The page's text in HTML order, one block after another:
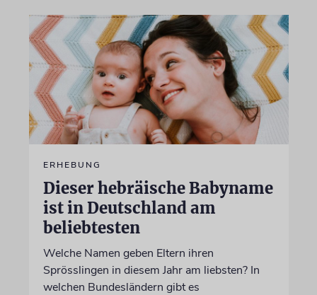
ERHEBUNG
Dieser hebräische Babyname
ist in Deutschland am
beliebtesten
Welche Namen geben Eltern ihren
Sprösslingen in diesem Jahr am liebsten? In
welchen Bundesländern gibt es